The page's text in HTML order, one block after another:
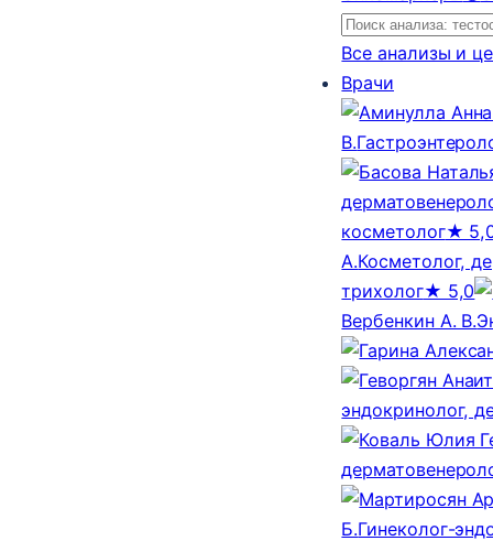
Все анализы и
Врачи
В.
косметолог★
А.Косметолог,
трихолог★ 5,0
Вербенкин А. В.
эндокринолог,
Б.Гинеколог-